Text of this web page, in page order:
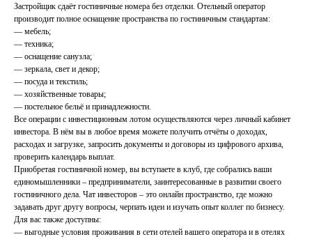
Застройщик сдаёт гостиничные номера без отделки. Отельный оператор
производит полное оснащение пространства по гостиничным стандартам:
— мебель;
— техника;
— оснащение санузла;
— зеркала, свет и декор;
— посуда и текстиль;
— хозяйственные товары;
— постельное бельё и принадлежности.
Все операции с инвестиционным лотом осуществляются через личный кабинет
инвестора. В нём вы в любое время можете получить отчёты о доходах,
расходах и загрузке, запросить документы и договоры из цифрового архива,
проверить календарь выплат.
Приобретая гостиничной номер, вы вступаете в клуб, где собрались ваши
единомышленники – предприниматели, заинтересованные в развитии своего
гостиничного дела. Чат инвесторов – это онлайн пространство, где можно
задавать друг другу вопросы, черпать идеи и изучать опыт коллег по бизнесу.
Для вас также доступны:
— выгодные условия проживания в сети отелей вашего оператора и в отелях